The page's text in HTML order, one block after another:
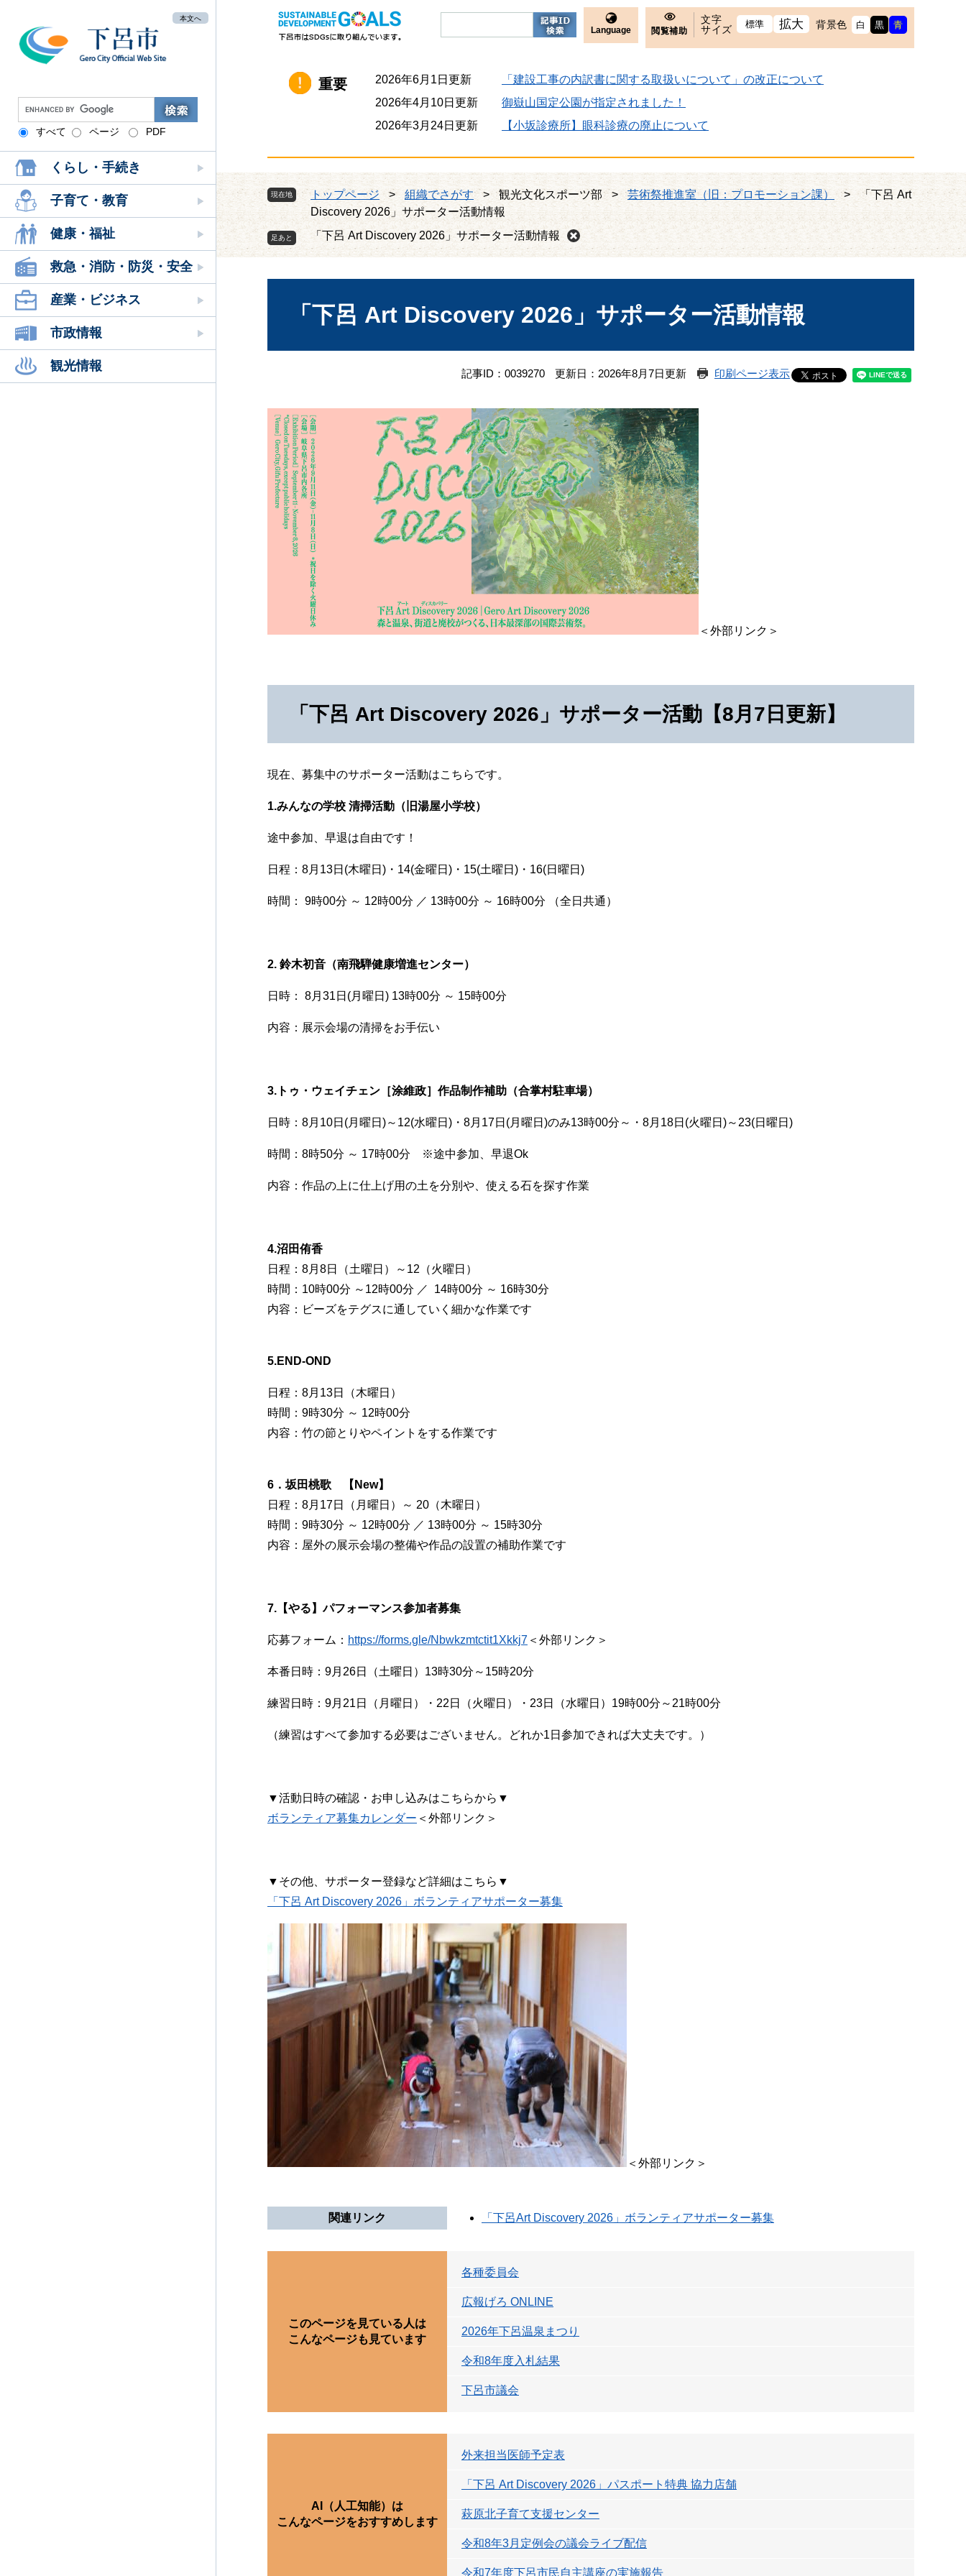
本文へ
G
o
o
g
l
e
カ
ス
タ
ム
検
索
すべて ページ PDF
くらし・手続き
子育て・教育
健康・福祉
救急・消防・防災・安全
産業・ビジネス
市政情報
観光情報
Language 閲覧補助
文字
サイズ
標準 拡大 背景色 白 黒 青
重要 2026年6月1日更新
「建設工事の内訳書に関する取扱いについて」の改正について
2026年4月10日更新
御嶽山国定公園が指定されました！
2026年3月24日更新
【小坂診療所】眼科診療の廃止について
現在地 トップページ > 組織でさがす > 観光文化スポーツ部 > 芸術祭推進室（旧：プロモーション課） >
「下呂 Art
Discovery 2026」サポーター活動情報
「下呂 Art Discovery 2026」サポーター活動情報
文
「下呂 Art Discovery 2026」サポーター活動情報
記事ID：0039270 更新日：2026年8月7日更新 印刷ページ表示
＜外部リンク＞
「下呂 Art Discovery 2026」サポーター活動【8月7日更新】
現在、募集中のサポーター活動はこちらです。
1.みんなの学校 清掃活動（旧湯屋小学校）
途中参加、早退は自由です！
日程：8月13日(木曜日)・14(金曜日)・15(土曜日)・16(日曜日)
時間： 9時00分 ～ 12時00分 ／ 13時00分 ～ 16時00分 （全日共通）
2. 鈴木初音（南飛騨健康増進センター）
日時： 8月31日(月曜日) 13時00分 ～ 15時00分
内容：展示会場の清掃をお手伝い
3.トゥ・ウェイチェン［涂維政］作品制作補助（合掌村駐車場）
日時：8月10日(月曜日)～12(水曜日)・8月17日(月曜日)のみ13時00分～・8月18日(火曜日)～23(日曜日)
時間：8時50分 ～ 17時00分 ※途中参加、早退Ok
内容：作品の上に仕上げ用の土を分別や、使える石を探す作業
4.沼田侑香
日程：8月8日（土曜日）～12（火曜日）
時間：10時00分 ～12時00分 ／ 14時00分 ～ 16時30分
内容：ビーズをテグスに通していく細かな作業です
5.END-OND
日程：8月13日（木曜日）
時間：9時30分 ～ 12時00分
内容：竹の節とりやペイントをする作業です
6．坂田桃歌 【New】
日程：8月17日（月曜日）～ 20（木曜日）
時間：9時30分 ～ 12時00分 ／ 13時00分 ～ 15時30分
内容：屋外の展示会場の整備や作品の設置の補助作業です
7.【やる】パフォーマンス参加者募集
応募フォーム： https://forms.gle/Nbwkzmtctit1Xkkj7 ＜外部リンク＞
本番日時：9月26日（土曜日）13時30分～15時20分
練習日時：9月21日（月曜日）・22日（火曜日）・23日（水曜日）19時00分～21時00分
（練習はすべて参加する必要はございません。どれか1日参加できれば大丈夫です。）
▼活動日時の確認・お申し込みはこちらから▼
ボランティア募集カレンダー ＜外部リンク＞
​​▼その他、サポーター​登録など詳細はこちら▼
「下呂 Art Discovery 2026」ボランティアサポーター募集
＜外部リンク＞
関連リンク 「下呂Art Discovery 2026」ボランティアサポーター募集
このページを見ている人は
こんなページも見ています
各種委員会
広報げろ ONLINE
2026年下呂温泉まつり
令和8年度入札結果
下呂市議会
AI（人工知能）は
こんなページをおすすめします
外来担当医師予定表
「下呂 Art Discovery 2026」パスポート特典 協力店舗
萩原北子育て支援センター
令和8年3月定例会の議会ライブ配信
令和7年度下呂市民自主講座の実施報告